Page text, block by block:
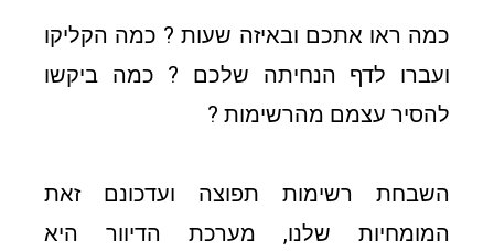
כמה ראו אתכם ובאיזה שעות ? כמה הקליקו
ועברו לדף הנחיתה שלכם ? כמה ביקשו
להסיר עצמם מהרשימות ?
השבחת רשימות תפוצה ועדכונם זאת
המומחיות שלנו, מערכת הדיוור היא